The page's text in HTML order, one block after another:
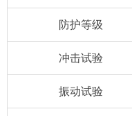
防护等级
冲击试验
振动试验